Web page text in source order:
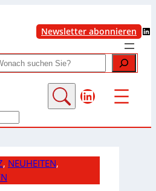
Newsletter abonnieren LinkedIn
LinkedIn
, NEUHEITEN